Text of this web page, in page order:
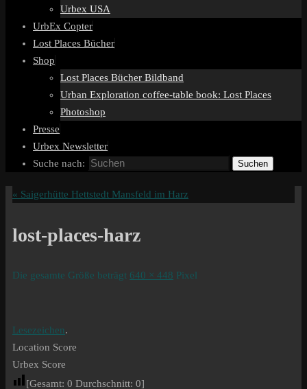
Urbex USA
UrbEx Copter
Lost Places Bücher
Shop
Lost Places Bücher Bildband
Urban Exploration coffee-table book: Lost Places
Photoshop
Presse
Urbex Newsletter
Suche nach:
Suchen
« Saigerhütte Hettstedt Mansfeld im Harz
lost-places-harz
Die gesamte Größe beträgt 640 × 448 Pixel
Lesezeichen.
Location Score
Urbex Score
[Gesamt: 0 Durchschnitt: 0]